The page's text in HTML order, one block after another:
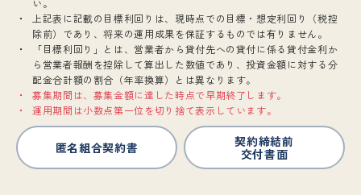
い。
上記表に記載の目標利回りは、現時点での目標・想定利回り（税控
除前）であり、将来の運用成果を保証するものでは有りません。
「目標利回り」とは、営業者から貸付先への貸付に係る貸付金利か
ら営業者報酬を控除して算出した数値であり、投資金額に対する分
配金合計額の割合（年率換算）とは異なります。
募集期間は、募集金額に達した時点で早期終了します。
運用期間は小数点第一位を切り捨て表示しています。
匿名組合契約書
契約締結前
交付書面